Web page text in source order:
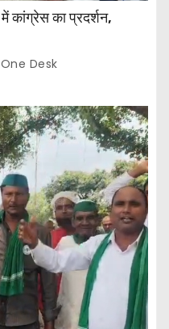
कांग्रेस का प्रदर्शन,
Desk